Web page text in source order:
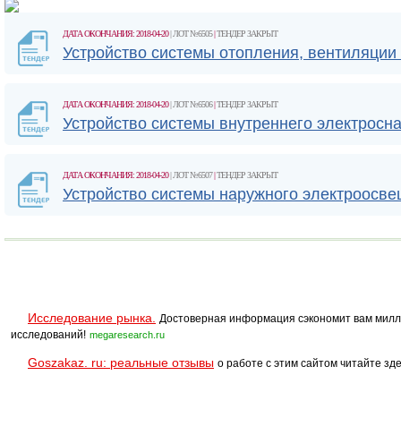
ДАТА ОКОНЧАНИЯ: 2018-04-20| ЛОТ №6505|ТЕНДЕР ЗАКРЫТ
Устройство системы отопления,
ДАТА ОКОНЧАНИЯ: 2018-04-20| ЛОТ №6506|ТЕНДЕР ЗАКРЫТ
Устройство системы внутреннего
ДАТА ОКОНЧАНИЯ: 2018-04-20| ЛОТ №6507|ТЕНДЕР ЗАКРЫТ
Устройство системы наружного
Исследование рынка.
Достоверная информация сэкономит вам
исследований! megaresearch.ru
Goszakaz. ru: реальные отзывы о работе с этим сайтом читайте